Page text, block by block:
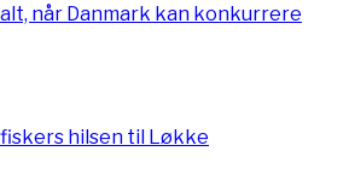
når Danmark kan konkurrere
hilsen til Løkke